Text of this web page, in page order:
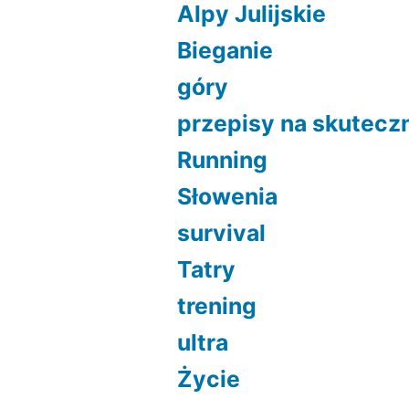
Alpy Julijskie
Bieganie
góry
przepisy na
Running
Słowenia
survival
Tatry
trening
ultra
Życie